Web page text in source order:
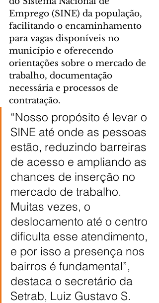
Emprego (SINE) da população,
facilitando o encaminhamento
para vagas disponíveis no
município e oferecendo
orientações sobre o mercado de
trabalho, documentação
necessária e processos de
contratação.
“Nosso propósito é levar o
SINE até onde as pessoas
estão, reduzindo barreiras
de acesso e ampliando as
chances de inserção no
mercado de trabalho.
Muitas vezes, o
deslocamento até o centro
dificulta esse atendimento,
e por isso a presença nos
bairros é fundamental”,
destaca o secretário da
Setrab, Luiz Gustavo S.